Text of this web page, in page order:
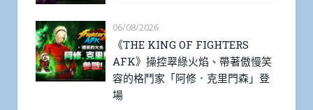
06/08/2026
《THE KING OF FIGHTERS
AFK》操控翠綠火焰、帶著傲慢笑
容的格鬥家「阿修．克里門森」登
場